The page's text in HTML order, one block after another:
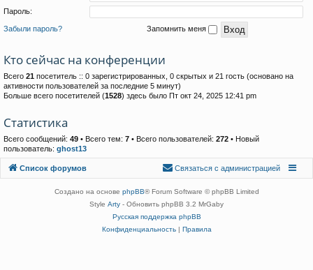
Пароль:
Забыли пароль? Запомнить меня
Кто сейчас на конференции
Всего 21 посетитель :: 0 зарегистрированных, 0 скрытых и 21 гость (основано на
активности пользователей за последние 5 минут)
Больше всего посетителей (1528) здесь было Пт окт 24, 2025 12:41 pm
Статистика
Всего сообщений: 49 • Всего тем: 7 • Всего пользователей: 272 • Новый
пользователь: ghost13
Список форумов
Связаться с
Связаться с администрацией
Создано на основе phpBB® Forum Software © phpBB Limited
Style Arty - Обновить phpBB 3.2 MrGaby
Русская поддержка phpBB
Конфиденциальность| Правила